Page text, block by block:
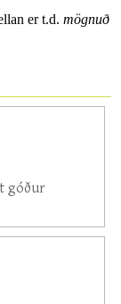
er t.d. mögnuð
góður